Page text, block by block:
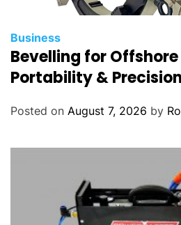
Business
Bevelling for
Portability &
Posted on August 7, 2026 by